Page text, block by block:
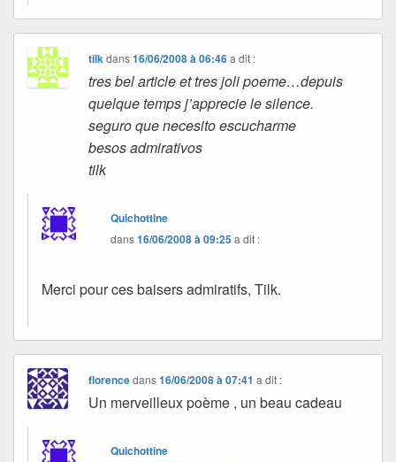
tilkdans16/06/2008 à 06:46 a dit :
tres bel article et tres joli poeme…depuis
quelque temps j’apprecie le silence.
seguro que necesito escucharme
besos admirativos
tilk
Quichottine
dans16/06/2008 à 09:25a dit :
Merci pour ces baisers admiratifs, Tilk.
florencedans16/06/2008 à 07:41 a dit :
Un merveilleux poème , un beau cadeau
Quichottine